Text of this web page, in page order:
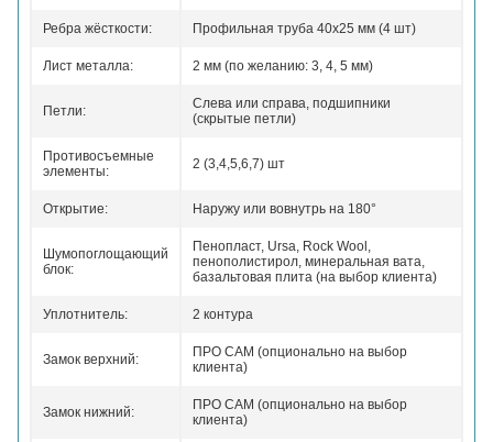
Ребра жёсткости: Профильная труба 40х25 мм (4 шт)
Лист металла: 2 мм (по желанию: 3, 4, 5 мм)
Петли:
Слева или справа, подшипники
(скрытые петли)
Противосъемные
элементы:
2 (3,4,5,6,7) шт
Открытие: Наружу или вовнутрь на 180°
Шумопоглощающий
блок:
Пенопласт, Ursa, Rock Wool,
пенополистирол, минеральная вата,
базальтовая плита (на выбор клиента)
Уплотнитель: 2 контура
Замок верхний:
ПРО САМ (опционально на выбор
клиента)
Замок нижний:
ПРО САМ (опционально на выбор
клиента)